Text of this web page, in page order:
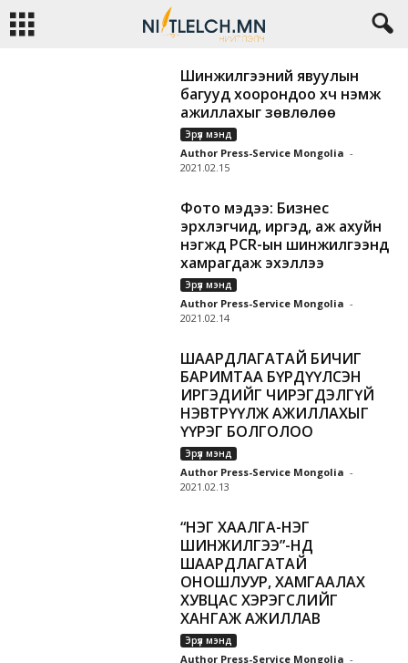
Шинжилгээний явуулын
багууд хоорондоо хүч нэмж
ажиллахыг зөвлөлөө
Эрүүл мэнд
Author Press-Service Mongolia -
2021.02.15
Фото мэдээ: Бизнес
эрхлэгчид, иргэд, аж ахуйн
нэгжүүд PCR-ын шинжилгээнд
хамрагдаж эхэллээ
Эрүүл мэнд
Author Press-Service Mongolia -
2021.02.14
ШААРДЛАГАТАЙ БИЧИГ
БАРИМТАА БҮРДҮҮЛСЭН
ИРГЭДИЙГ ЧИРЭГДЭЛГҮЙ
НЭВТРҮҮЛЖ АЖИЛЛАХЫГ
ҮҮРЭГ БОЛГОЛОО
Эрүүл мэнд
Author Press-Service Mongolia -
2021.02.13
“НЭГ ХААЛГА-НЭГ
ШИНЖИЛГЭЭ”-НД
ШААРДЛАГАТАЙ
ОНОШЛУУР, ХАМГААЛАХ
ХУВЦАС ХЭРЭГСЛИЙГ
ХАНГАЖ АЖИЛЛАВ
Эрүүл мэнд
Author Press-Service Mongolia -